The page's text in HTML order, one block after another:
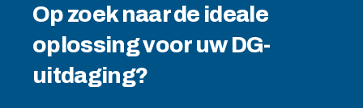
Op zoek naar de ideale
oplossing voor uw DG-
uitdaging?